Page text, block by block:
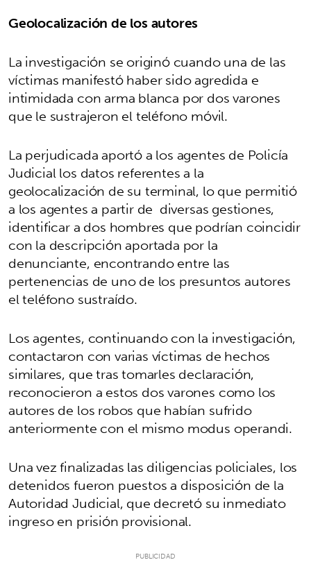
Geolocalización de los autores
La investigación se originó cuando una de las
víctimas manifestó haber sido agredida e
intimidada con arma blanca por dos varones
que le sustrajeron el teléfono móvil.
La perjudicada aportó a los agentes de Policía
Judicial los datos referentes a la
geolocalización de su terminal, lo que permitió
a los agentes a partir de diversas gestiones,
identificar a dos hombres que podrían coincidir
con la descripción aportada por la
denunciante, encontrando entre las
pertenencias de uno de los presuntos autores
el teléfono sustraído.
Los agentes, continuando con la investigación,
contactaron con varias víctimas de hechos
similares, que tras tomarles declaración,
reconocieron a estos dos varones como los
autores de los robos que habían sufrido
anteriormente con el mismo modus operandi.
Una vez finalizadas las diligencias policiales, los
detenidos fueron puestos a disposición de la
Autoridad Judicial, que decretó su inmediato
ingreso en prisión provisional.